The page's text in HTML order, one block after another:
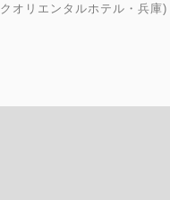
クオリエンタルホテル・兵庫)